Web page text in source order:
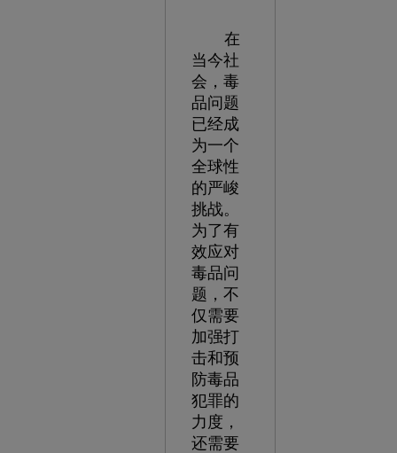
在
当今社
会，毒
品问题
已经成
为一个
全球性
的严峻
挑战。
为了有
效应对
毒品问
题，不
仅需要
加强打
击和预
防毒品
犯罪的
力度，
还需要